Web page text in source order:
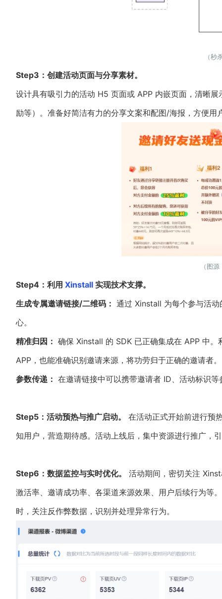
（秒
Step3：创建活动页面与分享素材。
设计具有吸引力的活动 H5 页面或 APP 内嵌页面，清晰
励等）。准备好简洁有力的分享文案和配图/海报，方便用
（图
Step4：利用 Xinstall 实现技术支撑。
生成专属邀请链接/二维码： 通过 Xinstall 为每个参与活
心。
精准归因： 确保 Xinstall 的 SDK 已正确集成在 APP 中
APP，也能准确识别邀请来源，将功劳归于正确的邀请者。
参数传递： 在邀请链接中可以携带邀请者 ID、活动标识
Step5：活动预热与推广启动。
在活动正式开始前进行预
知用户，营造期待感。活动上线后，集中资源进行推广，
Step6：数据监控与实时优化。
活动期间，密切关注
激活率、邀请成功率、各渠道来源效果、用户后续行为等
时，关注反作弊数据，识别并处理异常行为。